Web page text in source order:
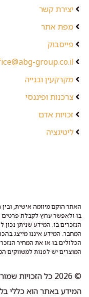
יצירת קשר
מפת אתר
פייסבוק
group.co.il
מקרקעין ובנייה
צרכנות ופיננסי
זכויות אדם
ליטיגציה
האתר הוקם מיוזמה אישית,
בו ולאפשר ערוץ לקבלת פרטים
הנזכרים בו. המידע שניתן
המחבר. המידע איננו מייצג
הכלולים בו או את המחיר
המוצרים יש לפנות למשווקים
© 2026 כל הזכויות שמורות לאדלר, ברגמן, גור ושות'
המידע באתר הוא כללי